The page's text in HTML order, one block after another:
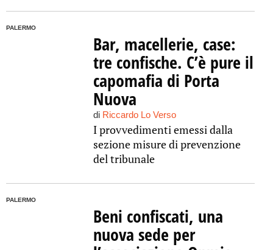
PALERMO
Bar, macellerie, case:
tre confische. C’è pure il
capomafia di Porta
Nuova
di Riccardo Lo Verso
I provvedimenti emessi dalla
sezione misure di prevenzione
del tribunale
PALERMO
Beni confiscati, una
nuova sede per